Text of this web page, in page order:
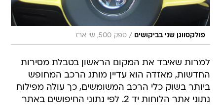
פולקסווגן שני בביקושים / ספק 500, שי ארז
למרות שאיבד את המקום הראשון בטבלת מסירות
החדשות, מאזדה הוא עדיין מותג הרכב המחופש
ביותר בשוק כלי הרכב המשומשים, כך עולה מפילוח
נתוני אתר הלוחות יד 2. לפי נתוני החיפושים באתר